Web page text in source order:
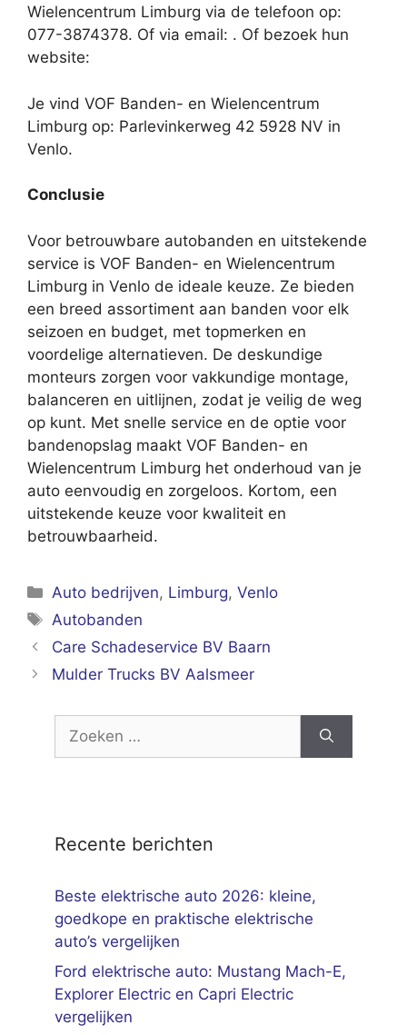
Wielencentrum Limburg via de telefoon op:
077-3874378. Of via email: . Of bezoek hun
website:
Je vind VOF Banden- en Wielencentrum
Limburg op: Parlevinkerweg 42 5928 NV in
Venlo.
Conclusie
Voor betrouwbare autobanden en uitstekende
service is VOF Banden- en Wielencentrum
Limburg in Venlo de ideale keuze. Ze bieden
een breed assortiment aan banden voor elk
seizoen en budget, met topmerken en
voordelige alternatieven. De deskundige
monteurs zorgen voor vakkundige montage,
balanceren en uitlijnen, zodat je veilig de weg
op kunt. Met snelle service en de optie voor
bandenopslag maakt VOF Banden- en
Wielencentrum Limburg het onderhoud van je
auto eenvoudig en zorgeloos. Kortom, een
uitstekende keuze voor kwaliteit en
betrouwbaarheid.
Categorieën
Auto bedrijven, Limburg,Venlo
Tags
Autobanden
Care Schadeservice BV Baarn
Mulder Trucks BV Aalsmeer
naar:
Recente berichten
Beste elektrische auto 2026: kleine,
goedkope en praktische elektrische
auto’s vergelijken
Ford elektrische auto: Mustang Mach-E,
Explorer Electric en Capri Electric
vergelijken